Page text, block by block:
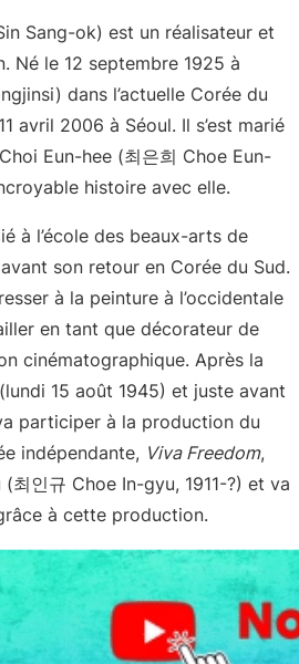
Sang-ok) est un réalisateur et
Né le 12 septembre 1925 à
dans l’actuelle Corée du
avril 2006 à Séoul. Il s’est marié
Eun-hee (최은희 Choe Eun-
histoire avec elle.
à l’école des beaux-arts de
son retour en Corée du Sud.
à la peinture à l’occidentale
en tant que décorateur de
cinématographique. Après la
(lundi 15 août 1945) et juste avant
participer à la production du
indépendante, Viva Freedom,
최인규 Choe In-gyu, 1911-?) et va
à cette production.